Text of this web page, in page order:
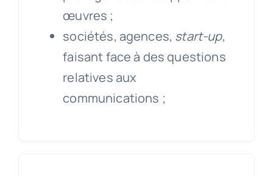
œuvres ;
sociétés, agences, start-up,
faisant face à des questions
relatives aux
communications ;